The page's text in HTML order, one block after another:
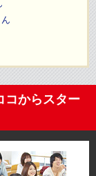
コからスター